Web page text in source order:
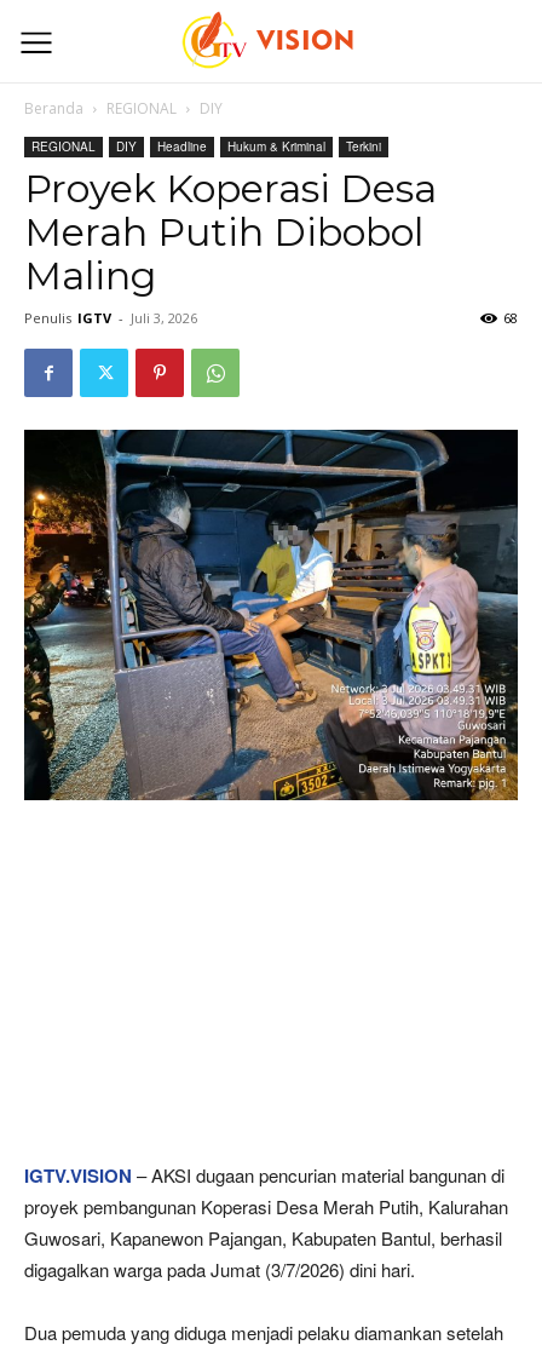
Beranda REGIONAL DIY
REGIONAL DIY Headline Hukum & Kriminal Terkini
Proyek Koperasi Desa
Merah Putih Dibobol
Maling
Penulis IGTV - Juli 3, 2026 68
IGTV.VISION – AKSI dugaan pencurian material bangunan di
proyek pembangunan Koperasi Desa Merah Putih, Kalurahan
Guwosari, Kapanewon Pajangan, Kabupaten Bantul, berhasil
digagalkan warga pada Jumat (3/7/2026) dini hari.
Dua pemuda yang diduga menjadi pelaku diamankan setelah